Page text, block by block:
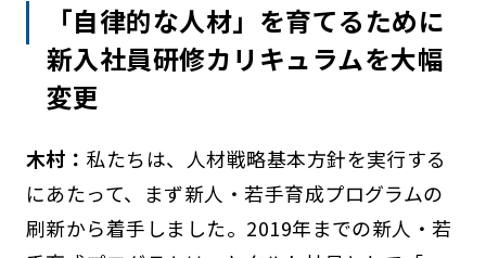
「自律的な人材」を育てるために
新入社員研修カリキュラムを大幅
変更
木村： 私たちは、人材戦略基本方針を実行する
にあたって、まず新人・若手育成プログラムの
刷新から着手しました。2019年までの新人・若